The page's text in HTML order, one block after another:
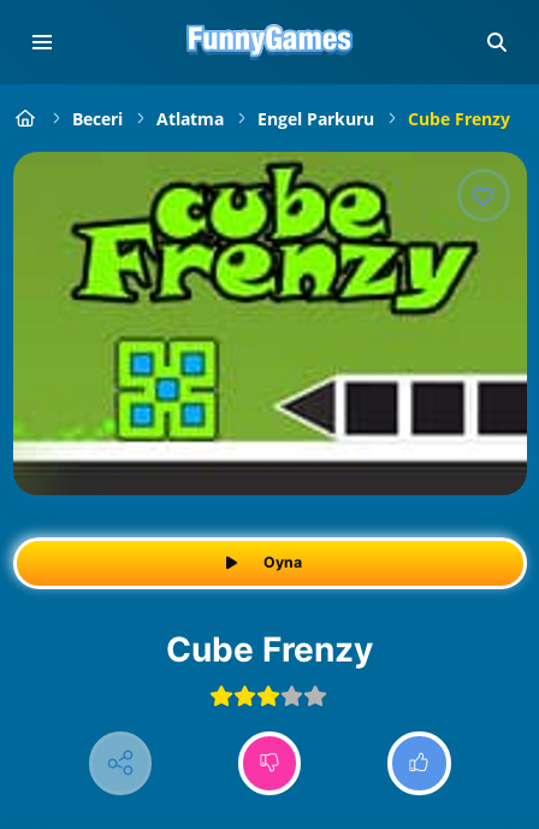
Beceri Atlatma Engel Parkuru Cube Frenzy
Oyna
Cube Frenzy